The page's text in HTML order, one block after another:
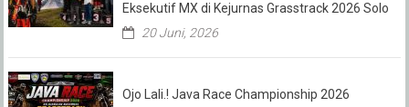
Eksekutif MX di Kejurnas Grasstrack 2026 Solo
20 Juni, 2026
Ojo Lali.! Java Race Championship 2026